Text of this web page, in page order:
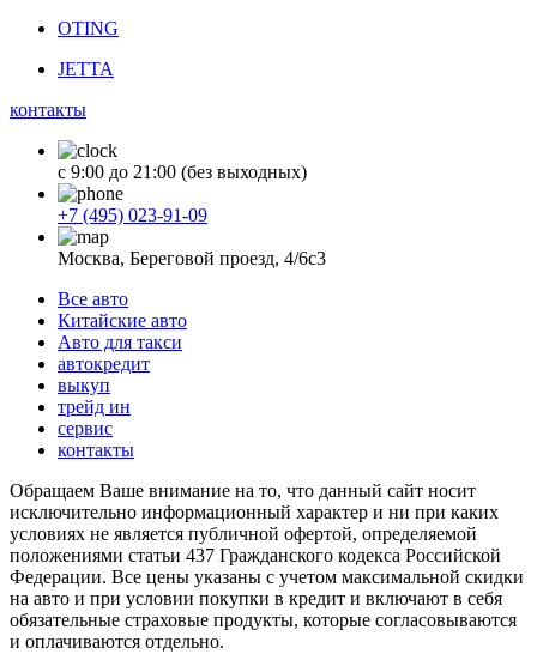
OTING
JETTA
контакты
с 9:00 до 21:00 (без выходных)
+7 (495) 023-91-09
Москва, Береговой проезд, 4/6с3
Все авто
Китайские авто
Авто для такси
автокредит
выкуп
трейд ин
сервис
контакты
Обращаем Ваше внимание на то, что данный сайт носит
исключительно информационный характер и ни при каких
условиях не является публичной офертой, определяемой
положениями статьи 437 Гражданского кодекса Российской
Федерации. Все цены указаны с учетом максимальной скидки
на авто и при условии покупки в кредит и включают в себя
обязательные страховые продукты, которые согласовываются
и оплачиваются отдельно.